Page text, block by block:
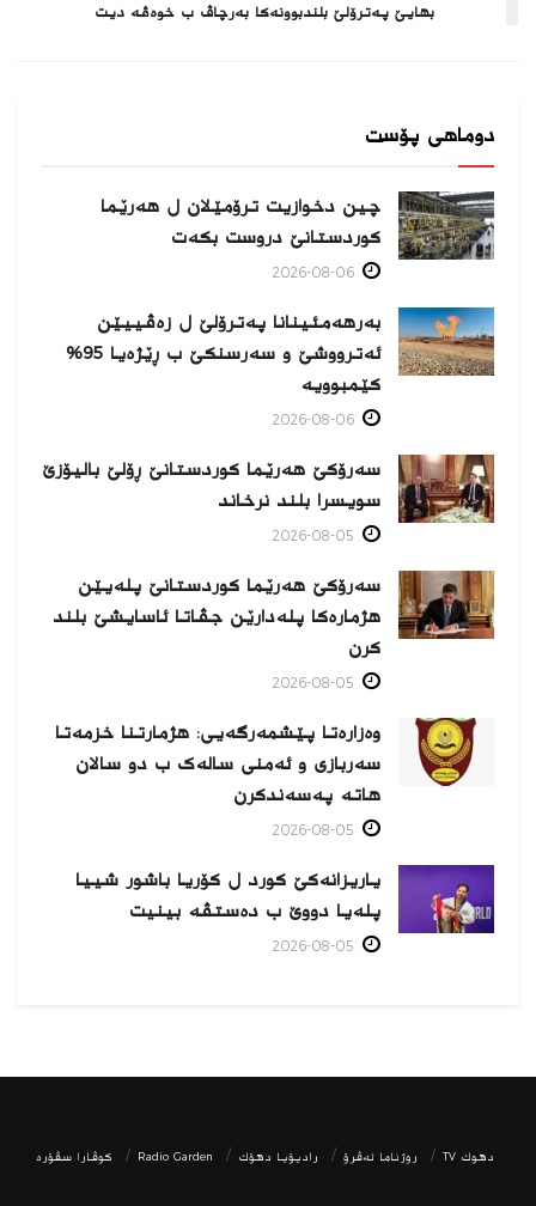
بهایێ په‌ترۆلێ بلندبوونه‌كا به‌رچاڤ ب خوه‌ڤه‌ دیت‌
دوماهی پۆست
چین دخوازیت ترۆمێلان ل هەرێما
كوردستانێ دروست بكەت
بەرهەمئینانا په‌ترۆلێ ل زه‌ڤییێن
ئەترووشێ و سەرسنكێ ب ڕێژەیا 95%
كێمبوویە
سەرۆکێ هەرێما کوردستانێ ڕۆلێ بالیۆزێ
سویسرا بلند نرخاند
سەرۆکێ هەرێما کوردستانێ پلەیێن
هژمارەكا پلەدارێن جڤاتا ئاسایشێ بلند
كرن
وەزارەتا پێشمەرگەیی: هژمارتنا خزمەتا
سەربازی و ئەمنی سالەک ب دو سالان
هاتە پەسەندكرن
یاریزانەكێ کورد ل کۆریا باشور شییا
پلەیا دووێ ب دەستڤە بینیت
دھوك TV روژناما ئەڤرۆ رادیۆیا دهۆك Radio Garden كوڤارا سڤۆره‌